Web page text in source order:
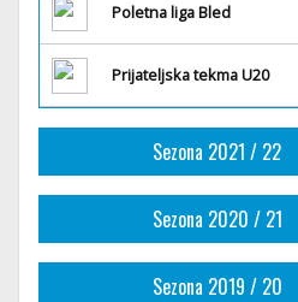
Poletna liga Bled
Prijateljska tekma U20
Sezona 2021 / 22
Sezona 2020 / 21
Sezona 2019 / 20